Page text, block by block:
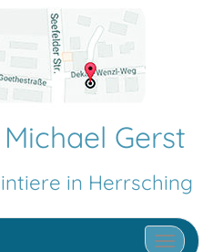
Gerst
in Herrsching
Schalte